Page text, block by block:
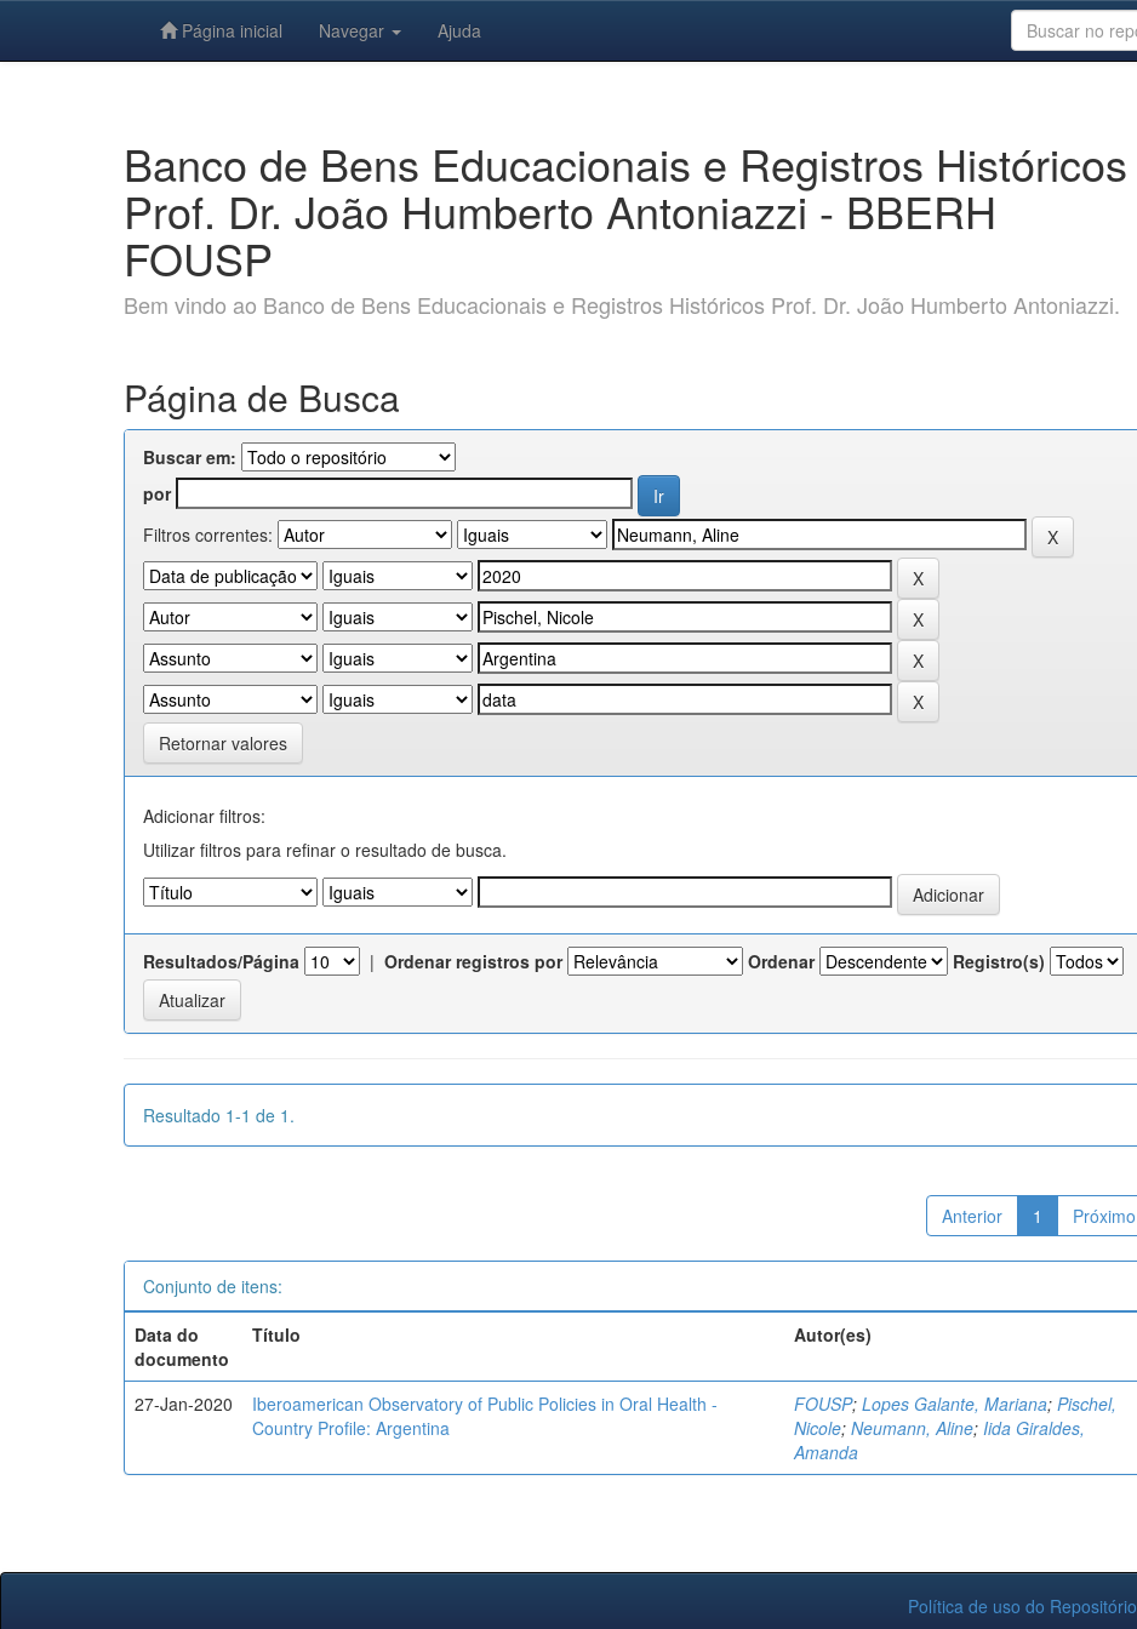
Página inicial Navegar Ajuda
Banco de Bens Educacionais e Registros Históricos
Prof. Dr. João Humberto Antoniazzi - BBERH
FOUSP
Bem vindo ao Banco de Bens Educacionais e Registros Históricos Prof. Dr. João Humberto Antoniazzi.
Página de Busca
Buscar em:
por
Filtros correntes:
Retornar valores
Adicionar filtros:
Utilizar filtros para refinar o resultado de busca.
Resultados/Página | Ordenar registros por Ordenar Registro(s)
Resultado 1-1 de 1.
Anterior 1 Próximo
Conjunto de itens:
Data do
documento
Título Autor(es)
27-Jan-2020
Iberoamerican Observatory of Public Policies in Oral Health -
Country Profile: Argentina
FOUSP;Lopes Galante, Mariana;Pischel,
Nicole;Neumann, Aline;Iida Giraldes,
Amanda
Política de uso do Repositório